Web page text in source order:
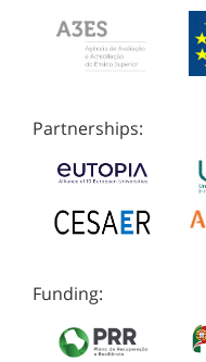
Partnerships:
Funding: